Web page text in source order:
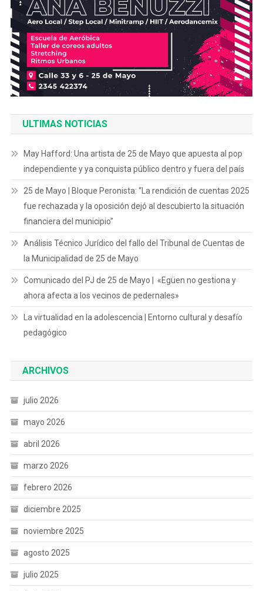
ULTIMAS NOTICIAS
May Hafford: Una artista de 25 de Mayo que apuesta al pop
independiente y ya conquista público dentro y fuera del país
25 de Mayo | Bloque Peronista: “La rendición de cuentas 2025
fue rechazada y la oposición dejó al descubierto la situación
financiera del municipio”
Análisis Técnico Jurídico del fallo del Tribunal de Cuentas de
la Municipalidad de 25 de Mayo
Comunicado del PJ de 25 de Mayo | «Egüen no gestiona y
ahora afecta a los vecinos de pedernales»
La virtualidad en la adolescencia | Entorno cultural y desafío
pedagógico
ARCHIVOS
julio 2026
mayo 2026
abril 2026
marzo 2026
febrero 2026
diciembre 2025
noviembre 2025
agosto 2025
julio 2025